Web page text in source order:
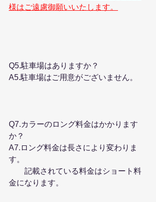
様はご遠慮御願いいたします。
Q5.駐車場はありますか？
A5.駐車場はご用意がございません。
Q7.カラーのロング料金はかかります
か？
A7.ロング料金は長さにより変わりま
す。
記載されている料金はショート料
金になります。